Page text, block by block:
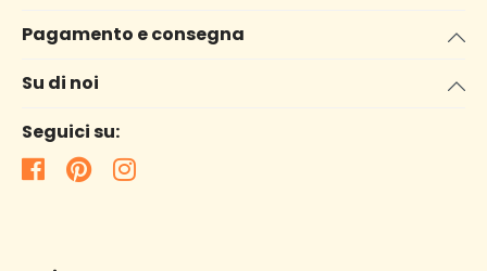
Pagamento e consegna
Su di noi
Seguici su: